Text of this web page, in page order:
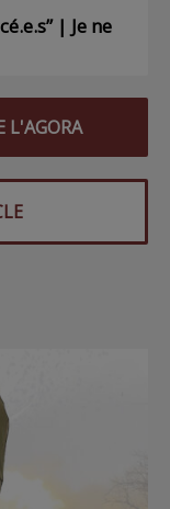
| Je ne
L'AGORA